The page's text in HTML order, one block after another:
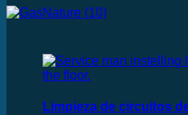
Limpieza de circuitos